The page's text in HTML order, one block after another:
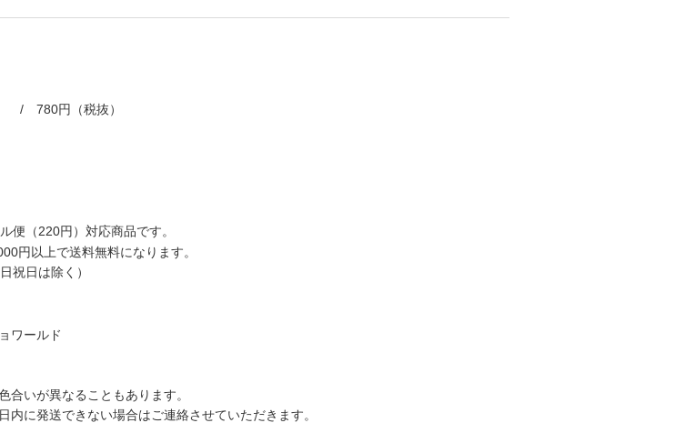
/ 780円（税抜）
便（220円）対応商品です。
円以上で送料無料になります。
祝日は除く）
ワールド
合いが異なることもあります。
に発送できない場合はご連絡させていただきます。